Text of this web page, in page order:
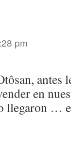
pm
antes
en
llegaron …